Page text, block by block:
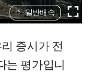
일반배속
증시가 전
는 평가입니